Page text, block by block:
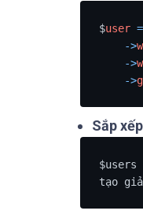
$user =
->
->
->
Sắp
$users
tạo